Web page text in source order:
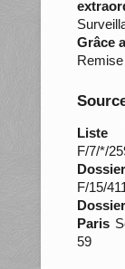
Grâce
Liste
F/7/*/
F/15/
Paris
59